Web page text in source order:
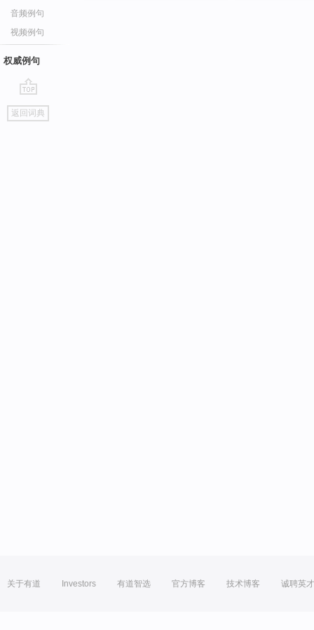
音频例句
视频例句
权威例句
go
top
返回词典
关于有道 Investors 有道智选 官方博客 技术博客 诚聘英才